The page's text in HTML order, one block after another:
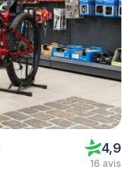
4,9
16 avis